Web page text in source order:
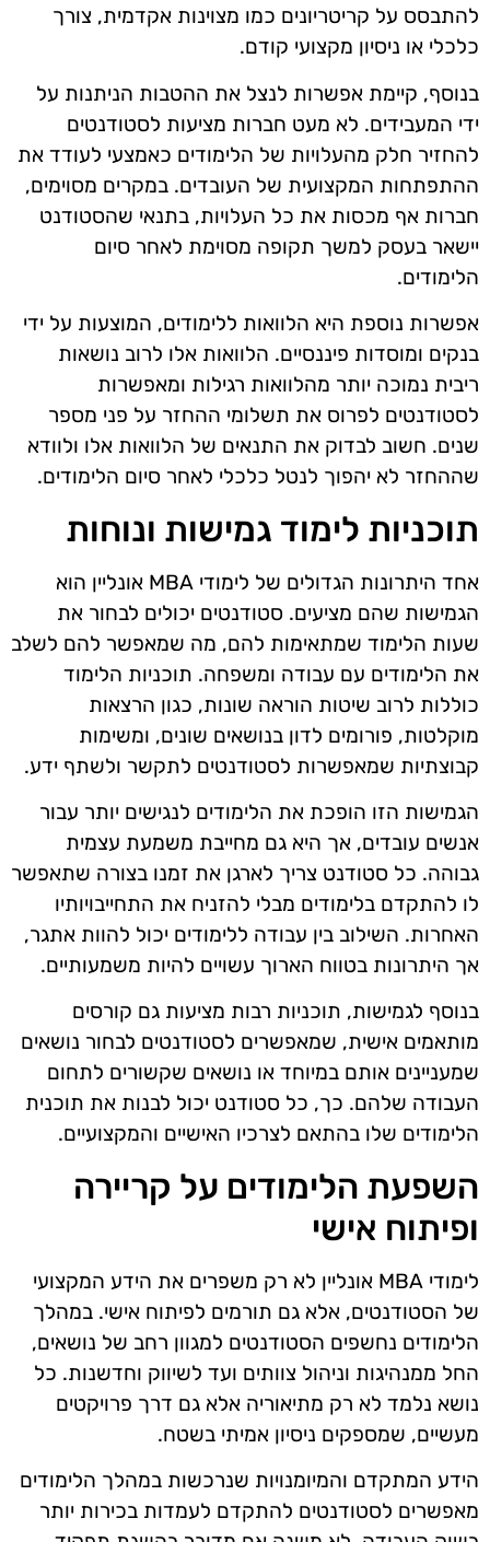
להתבסס על קריטריונים כמו מצוינות אקדמית, צורך
כלכלי או ניסיון מקצועי קודם.
בנוסף, קיימת אפשרות לנצל את ההטבות הניתנות על
ידי המעבידים. לא מעט חברות מציעות לסטודנטים
להחזיר חלק מהעלויות של הלימודים כאמצעי לעודד את
ההתפתחות המקצועית של העובדים. במקרים מסוימים,
חברות אף מכסות את כל העלויות, בתנאי שהסטודנט
יישאר בעסק למשך תקופה מסוימת לאחר סיום
הלימודים.
אפשרות נוספת היא הלוואות ללימודים, המוצעות על ידי
בנקים ומוסדות פיננסיים. הלוואות אלו לרוב נושאות
ריבית נמוכה יותר מהלוואות רגילות ומאפשרות
לסטודנטים לפרוס את תשלומי ההחזר על פני מספר
שנים. חשוב לבדוק את התנאים של הלוואות אלו ולוודא
שההחזר לא יהפוך לנטל כלכלי לאחר סיום הלימודים.
תוכניות לימוד גמישות ונוחות
אחד היתרונות הגדולים של לימודי MBA אונליין הוא
הגמישות שהם מציעים. סטודנטים יכולים לבחור את
שעות הלימוד שמתאימות להם, מה שמאפשר להם לשלב
את הלימודים עם עבודה ומשפחה. תוכניות הלימוד
כוללות לרוב שיטות הוראה שונות, כגון הרצאות
מוקלטות, פורומים לדון בנושאים שונים, ומשימות
קבוצתיות שמאפשרות לסטודנטים לתקשר ולשתף ידע.
הגמישות הזו הופכת את הלימודים לנגישים יותר עבור
אנשים עובדים, אך היא גם מחייבת משמעת עצמית
גבוהה. כל סטודנט צריך לארגן את זמנו בצורה שתאפשר
לו להתקדם בלימודים מבלי להזניח את התחייבויותיו
האחרות. השילוב בין עבודה ללימודים יכול להוות אתגר,
אך היתרונות בטווח הארוך עשויים להיות משמעותיים.
בנוסף לגמישות, תוכניות רבות מציעות גם קורסים
מותאמים אישית, שמאפשרים לסטודנטים לבחור נושאים
שמעניינים אותם במיוחד או נושאים שקשורים לתחום
העבודה שלהם. כך, כל סטודנט יכול לבנות את תוכנית
הלימודים שלו בהתאם לצרכיו האישיים והמקצועיים.
השפעת הלימודים על קריירה
ופיתוח אישי
לימודי MBA אונליין לא רק משפרים את הידע המקצועי
של הסטודנטים, אלא גם תורמים לפיתוח אישי. במהלך
הלימודים נחשפים הסטודנטים למגוון רחב של נושאים,
החל ממנהיגות וניהול צוותים ועד לשיווק וחדשנות. כל
נושא נלמד לא רק מתיאוריה אלא גם דרך פרויקטים
מעשיים, שמספקים ניסיון אמיתי בשטח.
הידע המתקדם והמיומנויות שנרכשות במהלך הלימודים
מאפשרים לסטודנטים להתקדם לעמדות בכירות יותר